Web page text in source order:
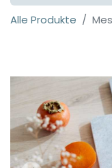
Alle Produkte